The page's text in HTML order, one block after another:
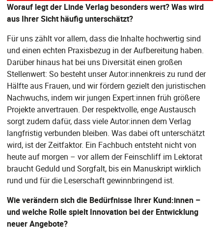
Worauf legt der Linde Verlag besonders wert? Was wird
aus Ihrer Sicht häufig unterschätzt?
Für uns zählt vor allem, dass die Inhalte hochwertig sind
und einen echten Praxisbezug in der Aufbereitung haben.
Darüber hinaus hat bei uns Diversität einen großen
Stellenwert: So besteht unser Autor:innenkreis zu rund der
Hälfte aus Frauen, und wir fördern gezielt den juristischen
Nachwuchs, indem wir jungen Expert:innen früh größere
Projekte anvertrauen. Der respektvolle, enge Austausch
sorgt zudem dafür, dass viele Autor:innen dem Verlag
langfristig verbunden bleiben. Was dabei oft unterschätzt
wird, ist der Zeitfaktor. Ein Fachbuch entsteht nicht von
heute auf morgen – vor allem der Feinschliff im Lektorat
braucht Geduld und Sorgfalt, bis ein Manuskript wirklich
rund und für die Leserschaft gewinnbringend ist.
Wie verändern sich die Bedürfnisse Ihrer Kund:innen –
und welche Rolle spielt Innovation bei der Entwicklung
neuer Angebote?